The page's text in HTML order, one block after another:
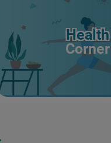
Health
Corner